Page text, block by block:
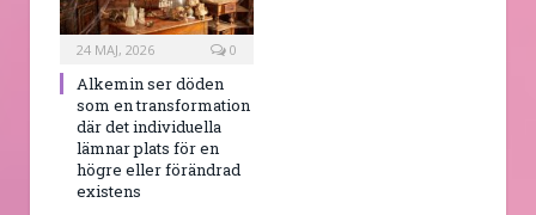
24 MAJ, 2026 0
Alkemin ser döden
som en transformation
där det individuella
lämnar plats för en
högre eller förändrad
existens